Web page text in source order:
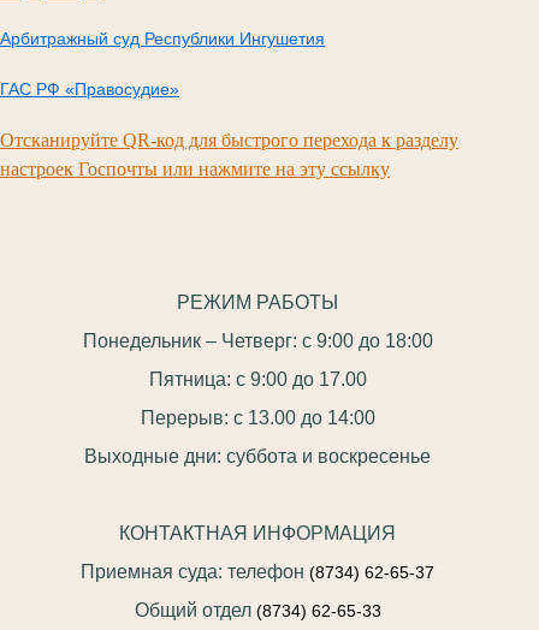
Арбитражный суд Республики Ингушетия
ГАС РФ «Правосудие»
Отсканируйте QR-код для быстрого перехода к разделу
настроек Госпочты или нажмите на эту ссылку
РЕЖИМ РАБОТЫ
Понедельник – Четверг: с 9:00 до 18:00
Пятница: с 9:00 до 17.00
Перерыв: с 13.00 до 14:00
Выходные дни: суббота и воскресенье
КОНТАКТНАЯ ИНФОРМАЦИЯ
Приемная суда: телефон(8734) 62-65-37
Общий отдел (8734) 62-65-33